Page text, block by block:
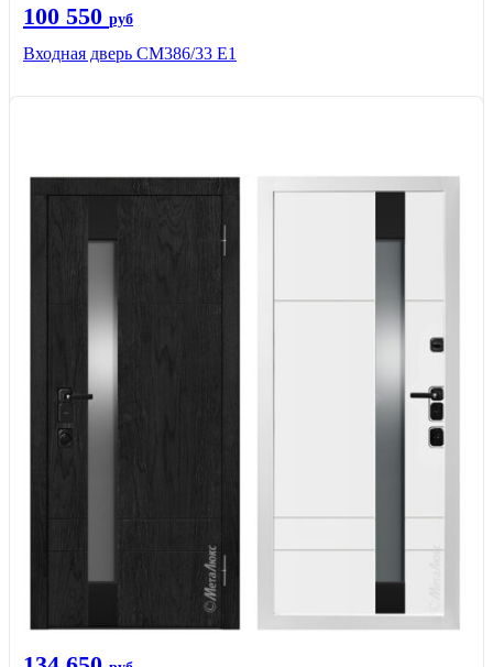
100 550 руб
Входная дверь СМ386/33 Е1